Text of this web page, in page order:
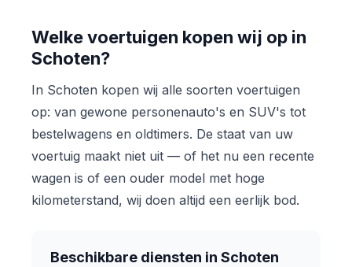
Welke voertuigen kopen wij op in
Schoten?
In Schoten kopen wij alle soorten voertuigen
op: van gewone personenauto's en SUV's tot
bestelwagens en oldtimers. De staat van uw
voertuig maakt niet uit — of het nu een recente
wagen is of een ouder model met hoge
kilometerstand, wij doen altijd een eerlijk bod.
Beschikbare diensten in Schoten